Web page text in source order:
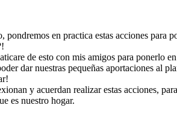
pondremos en practica estas acciones para
de esto con mis amigos para ponerlo en
dar nuestras pequeñas aportaciones al
y acuerdan realizar estas acciones, para
es nuestro hogar.